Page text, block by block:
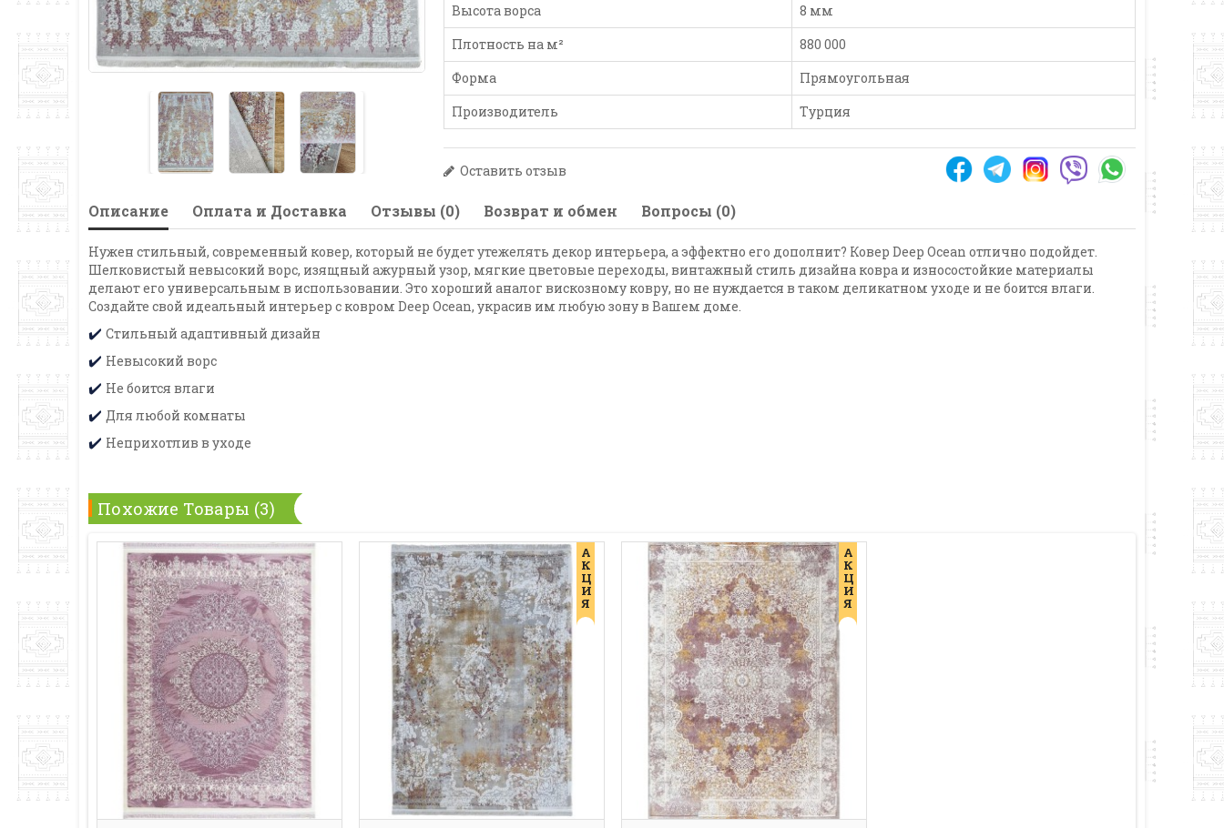
Высота ворса
8 мм
Плотность на м²
880 000
Форма
Прямоугольная
Производитель
Турция
Оставить отзыв
Описание Оплата и Доставка Отзывы (0) Возврат и обмен Вопросы (0)
Нужен стильный, современный ковер, который не будет утежелять декор интерьера, а эффектно его дополнит? Ковер Deep Ocean отлично подойдет.
Шелковистый невысокий ворс, изящный ажурный узор, мягкие цветовые переходы, винтажный стиль дизайна ковра и износостойкие материалы
делают его универсальным в использовании. Это хороший аналог вискозному ковру, но не нуждается в таком деликатном уходе и не боится влаги.
Создайте свой идеальный интерьер с ковром Deep Ocean, украсив им любую зону в Вашем доме.
✔️ Стильный адаптивный дизайн
✔️ Невысокий ворс
✔️ Не боится влаги
✔️ Для любой комнаты
✔️ Неприхотлив в уходе
Похожие Товары (3)
А
К
Ц
И
Я
А
К
Ц
И
Я